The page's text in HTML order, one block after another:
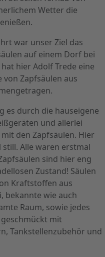
Wetter die
war unser Ziel das
auf einem Dorf bei
hier Adolf Trede eine
Zapfsäulen aus
es durch die hauseigene
und allerlei
den Zapfsäulen. Hier
Alle waren erstmal
sind hier eng
Zustand! Säulen
Kraftstoffen aus
bekannte wie auch
Raum, sowie jedes
mit
Tankstellenzubehör und